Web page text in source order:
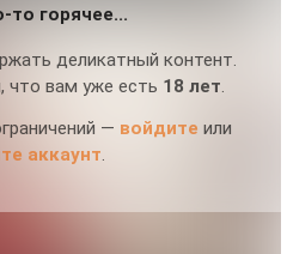
о
то горячее...
деликатный контент.
что вам уже есть 18 лет.
— войдите или
аккаунт.